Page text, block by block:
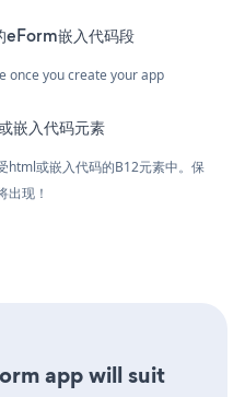
嵌入代码段
once you create your app
嵌入代码元素
html或嵌入代码的B12元素中。保
出现！
app will suit